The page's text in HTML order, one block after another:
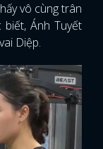
vô cùng trân
Ánh Tuyết
Diệp.